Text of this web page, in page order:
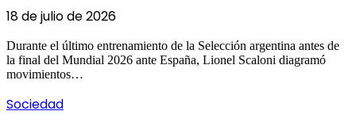
18 de julio de 2026
Durante el último entrenamiento de la Selección argentina antes de
la final del Mundial 2026 ante España, Lionel Scaloni diagramó
movimientos…
Sociedad